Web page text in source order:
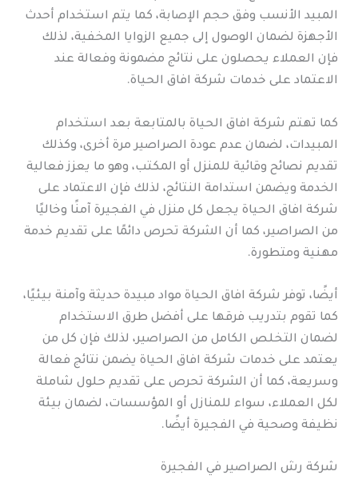
المبيد الأنسب وفق حجم الإصابة، كما يتم استخدام أحدث
الأجهزة لضمان الوصول إلى جميع الزوايا المخفية، لذلك
فإن العملاء يحصلون على نتائج مضمونة وفعالة عند
الاعتماد على خدمات شركة افاق الحياة.
كما تهتم شركة افاق الحياة بالمتابعة بعد استخدام
المبيدات، لضمان عدم عودة الصراصير مرة أخرى، وكذلك
تقديم نصائح وقائية للمنزل أو المكتب، وهو ما يعزز فعالية
الخدمة ويضمن استدامة النتائج، لذلك فإن الاعتماد على
شركة افاق الحياة يجعل كل منزل في الفجيرة آمنًا وخاليًا
من الصراصير، كما أن الشركة تحرص دائمًا على تقديم خدمة
مهنية ومتطورة.
أيضًا، توفر شركة افاق الحياة مواد مبيدة حديثة وآمنة بيئيًا،
كما تقوم بتدريب فرقها على أفضل طرق الاستخدام
لضمان التخلص الكامل من الصراصير، لذلك فإن كل من
يعتمد على خدمات شركة افاق الحياة يضمن نتائج فعالة
وسريعة، كما أن الشركة تحرص على تقديم حلول شاملة
لكل العملاء، سواء للمنازل أو المؤسسات، لضمان بيئة
نظيفة وصحية في الفجيرة أيضًا.
شركة رش الصراصير في الفجيرة